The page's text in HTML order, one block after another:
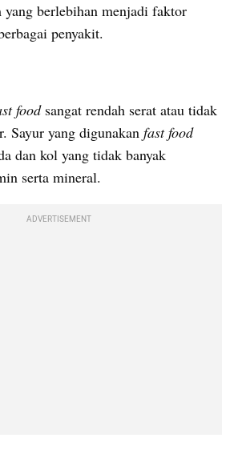
berlebihan menjadi faktor
penyakit.
food sangat rendah serat atau tidak
Sayur yang digunakan fast food
dan kol yang tidak banyak
serta mineral.
ADVERTISEMENT